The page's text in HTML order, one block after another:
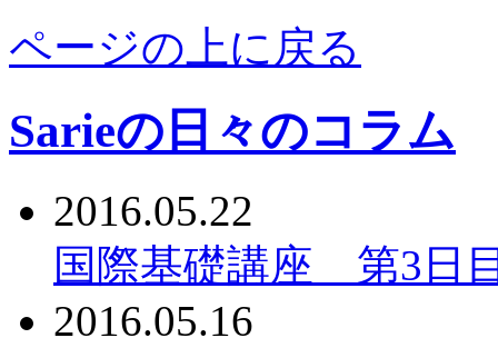
ページの上に戻る
Sarieの日々のコラム
2016.05.22
国際基礎講座 第3日
2016.05.16